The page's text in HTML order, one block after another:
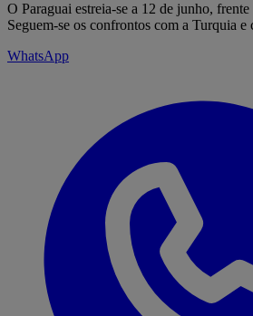
O Paraguai estreia-se a 12 de junho,
Seguem-se os confrontos com a Turquia e
WhatsApp